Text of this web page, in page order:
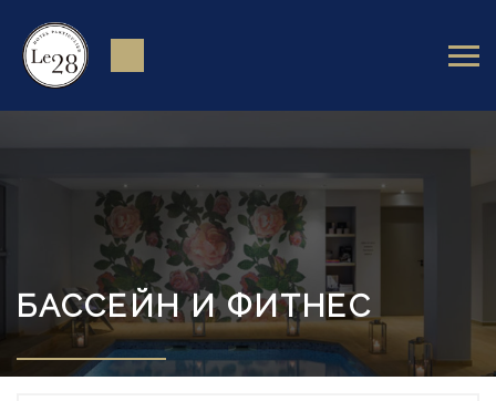
БАССЕЙН И ФИТНЕС